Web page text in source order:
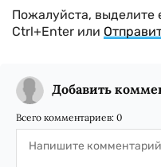
Пожалуйста,
Ctrl+Enter или
Добавить
Всего комментариев: 0